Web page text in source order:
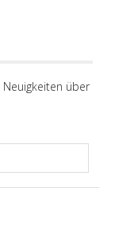
Neuigkeiten über